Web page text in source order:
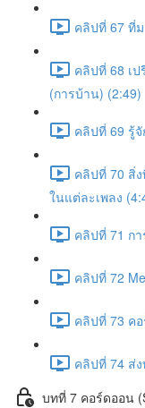
คลิปที่ 67 ที่
คลิปที่ 68 เป
(การบ้าน) (2:49)
คลิปที่ 69 รู้
คลิปที่ 70 สิ่
ในแต่ละเพลง
คลิปที่ 71 ก
คลิปที่ 72
คลิปที่ 73 ค
คลิปที่ 74 ส่
บทที่ 7 คอร์ดออน